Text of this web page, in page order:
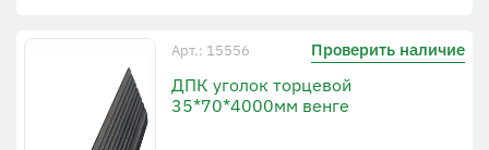
Арт.: 15556 Проверить наличие
ДПК уголок торцевой
35*70*4000мм венге